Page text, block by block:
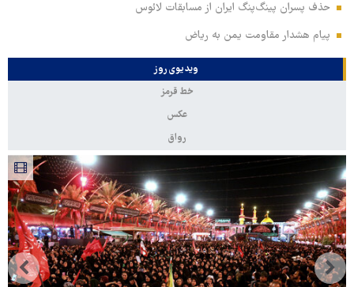
حذف پسران پینگ‌پنگ ایران از مسابقات لائوس
پیام هشدار مقاومت یمن به ریاض
ویدیوی روز
خط قرمز
عکس
رواق